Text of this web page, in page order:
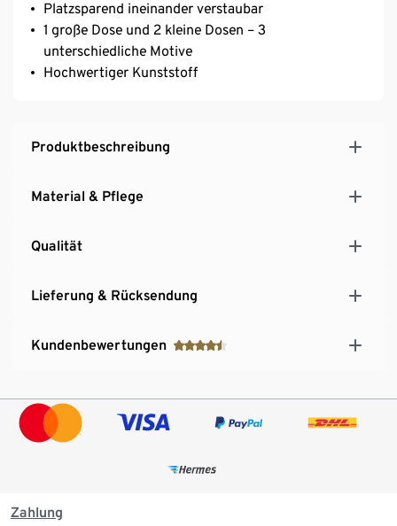
Platzsparend ineinander verstaubar
1 große Dose und 2 kleine Dosen – 3
unterschiedliche Motive
Hochwertiger Kunststoff
Produktbeschreibung
Material & Pflege
Qualität
Lieferung & Rücksendung
Kundenbewertungen
Zahlung